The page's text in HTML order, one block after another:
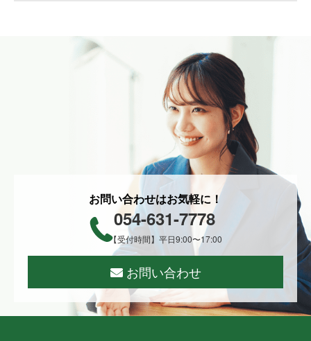
お問い合わせはお気軽に！
054-631-7778
【受付時間】平日9:00〜17:00
お問い合わせ